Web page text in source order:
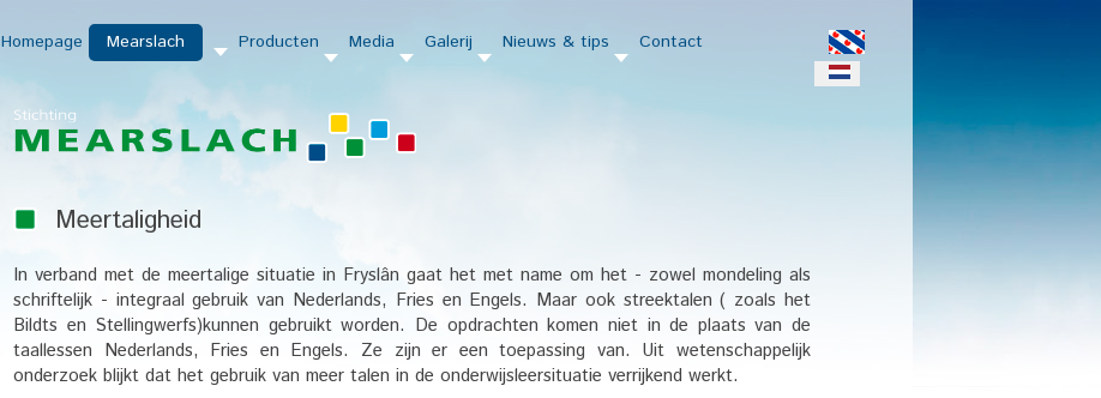
Homepage Mearslach Producten Media Galerij Nieuws & tips Contact
Meertaligheid
In verband met de meertalige situatie in Fryslân gaat het met name om het - zowel mondeling als
schriftelijk - integraal gebruik van Nederlands, Fries en Engels. Maar ook streektalen ( zoals het
Bildts en Stellingwerfs)kunnen gebruikt worden. De opdrachten komen niet in de plaats van de
taallessen Nederlands, Fries en Engels. Ze zijn er een toepassing van. Uit wetenschappelijk
onderzoek blijkt dat het gebruik van meer talen in de onderwijsleersituatie verrijkend werkt.